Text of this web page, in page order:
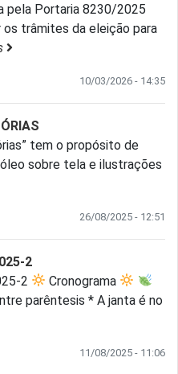
pela Portaria 8230/2025
os trâmites da eleição para
10/03/2026 - 14:35
tem o propósito de
sobre tela e ilustrações
26/08/2025 - 12:51
2
2
Cronograma
parêntesis * A janta é no
11/08/2025 - 11:06